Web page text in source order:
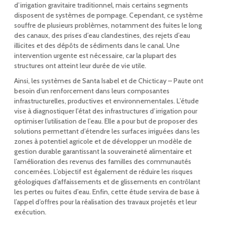
d’irrigation gravitaire traditionnel, mais certains segments
disposent de systèmes de pompage. Cependant, ce système
souffre de plusieurs problèmes, notamment des fuites le long
des canaux, des prises d’eau clandestines, des rejets d’eau
illicites et des dépôts de sédiments dans le canal. Une
intervention urgente est nécessaire, car la plupart des
structures ont atteint leur durée de vie utile.
Ainsi, les systèmes de Santa Isabel et de Chicticay – Paute ont
besoin d’un renforcement dans leurs composantes
infrastructurelles, productives et environnementales. L’étude
vise à diagnostiquer l’état des infrastructures d’irrigation pour
optimiser l’utilisation de l’eau. Elle a pour but de proposer des
solutions permettant d’étendre les surfaces irriguées dans les
zones à potentiel agricole et de développer un modèle de
gestion durable garantissant la souveraineté alimentaire et
l’amélioration des revenus des familles des communautés
concernées. L’objectif est également de réduire les risques
géologiques d’affaissements et de glissements en contrôlant
les pertes ou fuites d’eau. Enfin, cette étude servira de base à
l’appel d’offres pour la réalisation des travaux projetés et leur
exécution.